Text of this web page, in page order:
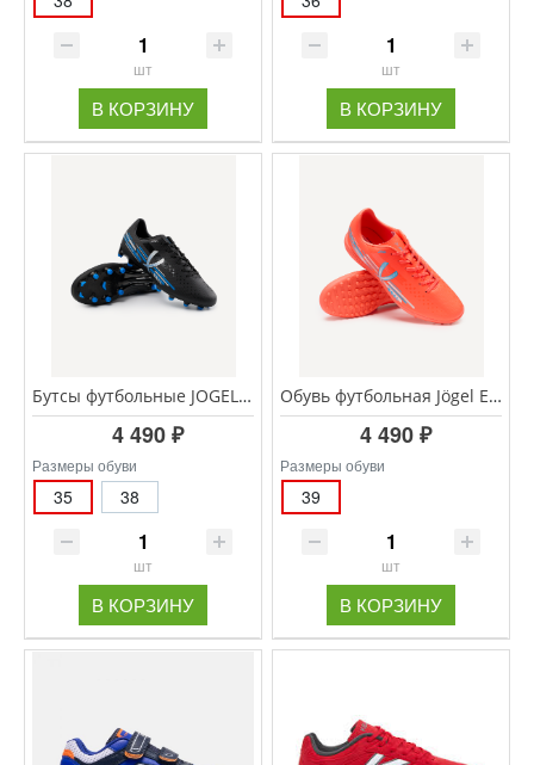
шт
В КОРЗИНУ
шт
В КОРЗИНУ
Бутсы футбольные JOGEL Evofly FG Talant Black/blue
4 490 ₽
Размеры обуви
35 38
шт
В КОРЗИНУ
Обувь футбольная Jögel Evofly TF Talant Коралловый
4 490 ₽
Размеры обуви
39
шт
В КОРЗИНУ